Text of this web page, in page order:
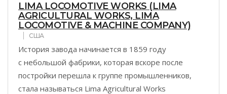
LIMA LOCOMOTIVE WORKS (LIMA
AGRICULTURAL WORKS, LIMA
LOCOMOTIVE & MACHINE COMPANY)
США
История завода начинается в 1859 году
с небольшой фабрики, которая вскоре после
постройки перешла к группе промышленников,
стала называться Lima Agricultural Works